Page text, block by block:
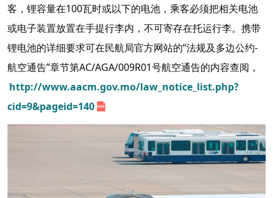
客，锂容量在100瓦时或以下的电池，乘客必须把相关电池
或电子装置放置在手提行李内，不可寄存在托运行李。携带
锂电池的详细要求可在民航局官方网站的“法规及多边公约-
航空通告”章节第AC/AGA/009R01号航空通告的内容查阅，
http://www.aacm.gov.mo/law_notice_list.php?
cid=9&pageid=140